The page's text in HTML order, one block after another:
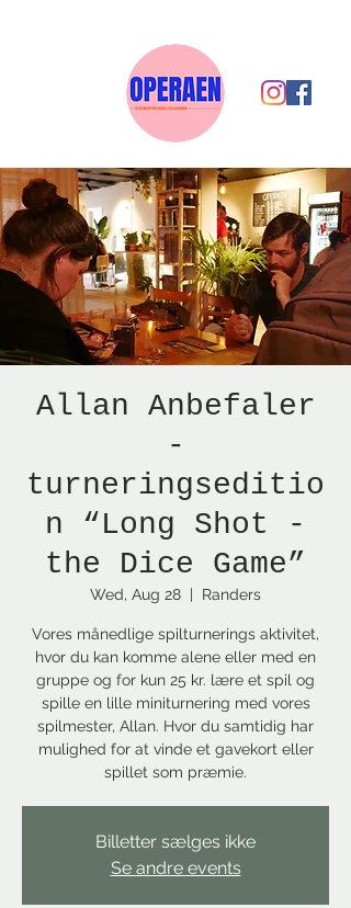
Allan Anbefaler
-
turneringseditio
n “Long Shot -
the Dice Game”
Wed, Aug 28
  |
Randers
Vores månedlige spilturnerings aktivitet,
hvor du kan komme alene eller med en
gruppe og for kun 25 kr. lære et spil og
spille en lille miniturnering med vores
spilmester, Allan. Hvor du samtidig har
mulighed for at vinde et gavekort eller
spillet som præmie.
Billetter sælges ikke
Se andre events